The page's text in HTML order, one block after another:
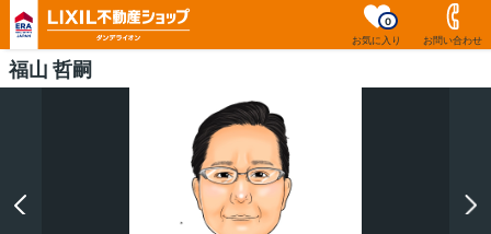
お気に入り
0
お問い合わせ
福山 哲嗣